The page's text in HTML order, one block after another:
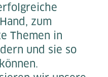
zum
Themen in
und sie so